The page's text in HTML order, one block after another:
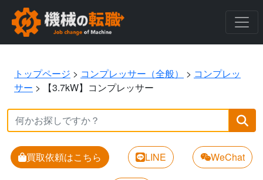
トップページ > コンプレッサー（全般） > コンプレッ
サー > 【3.7kW】コンプレッサー
買取依頼はこちら LINE WeChat